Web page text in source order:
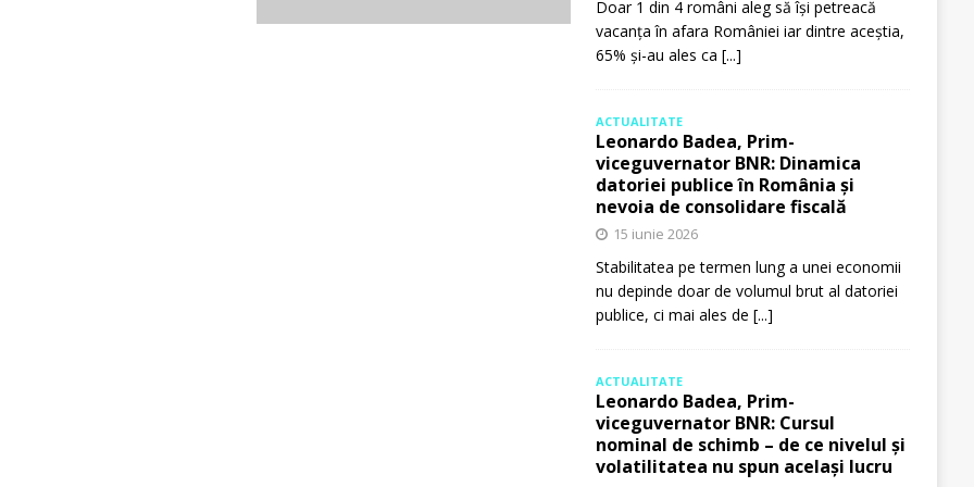
Doar 1 din 4 români aleg să își petreacă
vacanța în afara României iar dintre aceștia,
65% și-au ales ca [...]
ACTUALITATE
Leonardo Badea, Prim-
viceguvernator BNR: Dinamica
datoriei publice în România și
nevoia de consolidare fiscală
15 iunie 2026
Stabilitatea pe termen lung a unei economii
nu depinde doar de volumul brut al datoriei
publice, ci mai ales de [...]
ACTUALITATE
Leonardo Badea, Prim-
viceguvernator BNR: Cursul
nominal de schimb – de ce nivelul și
volatilitatea nu spun același lucru